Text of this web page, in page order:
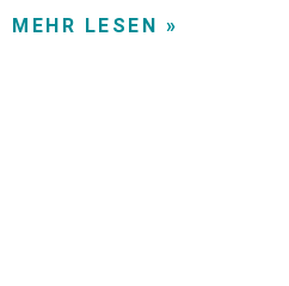
MEHR LESEN »